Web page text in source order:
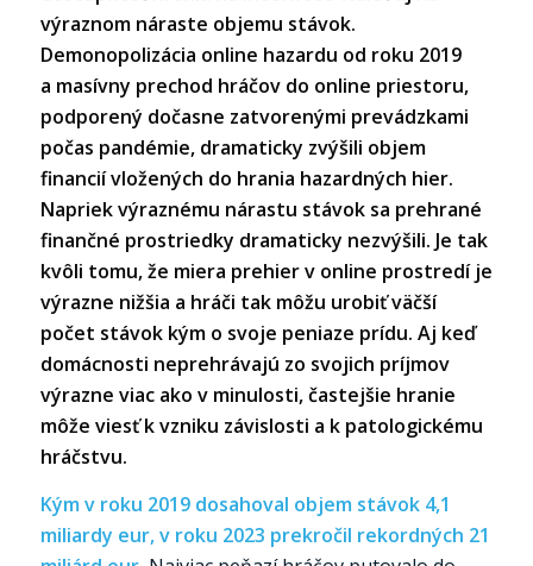
výraznom náraste objemu stávok.
Demonopolizácia online hazardu od roku 2019
a masívny prechod hráčov do online priestoru,
podporený dočasne zatvorenými prevádzkami
počas pandémie, dramaticky zvýšili objem
financií vložených do hrania hazardných hier.
Napriek výraznému nárastu stávok sa prehrané
finančné prostriedky dramaticky nezvýšili. Je tak
kvôli tomu, že miera prehier v online prostredí je
výrazne nižšia a hráči tak môžu urobiť väčší
počet stávok kým o svoje peniaze prídu. Aj keď
domácnosti neprehrávajú zo svojich príjmov
výrazne viac ako v minulosti, častejšie hranie
môže viesť k vzniku závislosti a k patologickému
hráčstvu.
Kým v roku 2019 dosahoval objem stávok 4,1
miliardy eur, v roku 2023 prekročil rekordných 21